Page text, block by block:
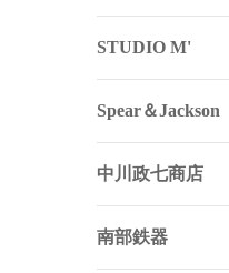
STUDIO M'
Spear＆Jackson
中川政七商店
南部鉄器